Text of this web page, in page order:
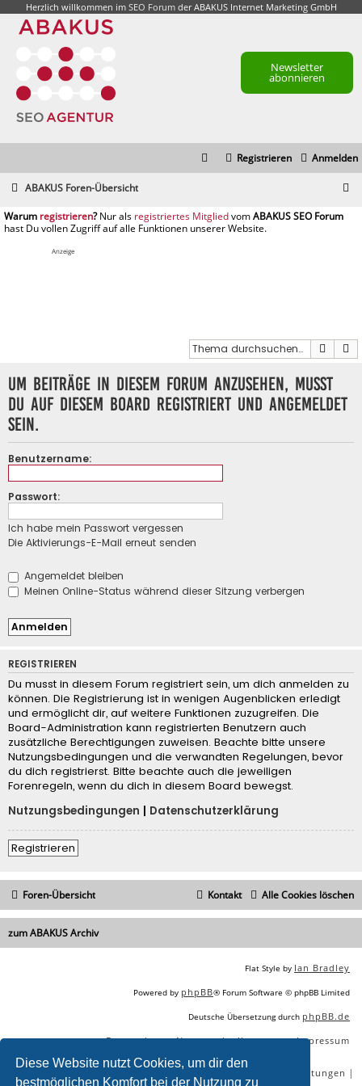
Diese Website nutzt Cookies, um dir den
bestmöglichen Komfort bei der Nutzung zu
Herzlich willkommen im SEO Forumder ABAKUS Internet Marketing GmbH
Newsletter
abonnieren
Anmelden
Registrieren
ABAKUS Foren-Übersicht
registrieren registriertes Mitglied
Anzeige
Suche
Um Beiträge in diesem Forum anzusehen, musst
du auf diesem Board registriert und angemeldet
sein.
Benutzername:
Passwort:
Ich habe mein Passwort vergessen
Die Aktivierungs-E-Mail erneut senden
Angemeldet bleiben
Meinen Online-Status während dieser Sitzung verbergen
REGISTRIEREN
Du musst in diesem Forum registriert sein, um dich anmelden zu
können. Die Registrierung ist in wenigen Augenblicken erledigt
und ermöglicht dir, auf weitere Funktionen zuzugreifen. Die
Board-Administration kann registrierten Benutzern auch
zusätzliche Berechtigungen zuweisen. Beachte bitte unsere
Nutzungsbedingungen und die verwandten Regelungen, bevor
du dich registrierst. Bitte beachte auch die jeweiligen
Forenregeln, wenn du dich in diesem Board bewegst.
Nutzungsbedingungen
Datenschutzerklärung
Registrieren
Foren-Übersicht Alle Cookies löschen
Kontakt
zum ABAKUS Archiv
Flat Style by Ian Bradley
Powered by phpBB® Forum Software © phpBB Limited
Deutsche Übersetzung durch phpBB.de
Datenschutz|Nutzungsbedingungen|Impressum
SEO Online Tools SEO Dienstleistungen |